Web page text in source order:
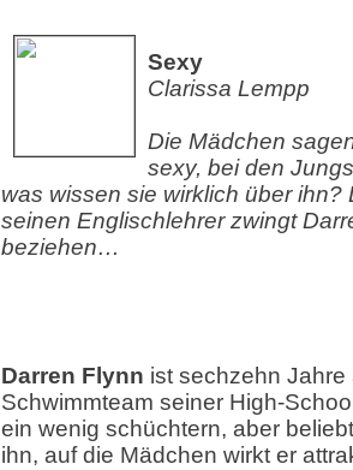
Sexy
Clarissa Lempp
Die Mädchen
sexy, bei den
was wissen sie wirklich über ihn?
seinen Englischlehrer zwingt
beziehen…
Darren Flynn ist sechzehn Jahre
Schwimmteam seiner High-
ein wenig schüchtern, aber
ihn, auf die Mädchen wirkt er